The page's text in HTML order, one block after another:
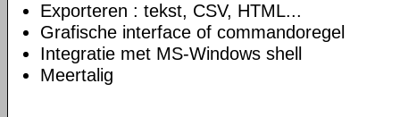
Exporteren : tekst, CSV, HTML...
Grafische interface of commandoregel
Integratie met MS-Windows shell
Meertalig